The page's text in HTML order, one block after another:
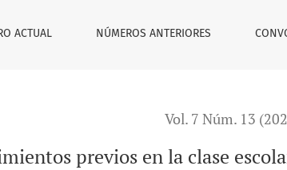
ACTUAL NÚMEROS ANTERIORES
Vol. 7 Núm. 13
previos en la clase